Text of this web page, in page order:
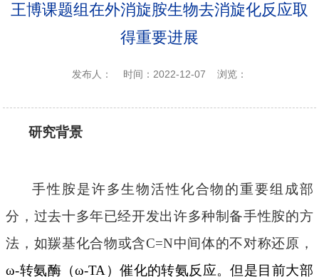
王博课题组在外消旋胺生物去消旋化反应取
得重要进展
发布人： 时间：2022-12-07 浏览：
研究背景
手性胺是许多生物活性化合物的重要组成部
分，过去十多年已经开发出许多种制备手性胺的方
法，如羰基化合物或含C=N中间体的不对称还原 ，
ω-转氨酶（ω-TA）催化的转氨反应。但是目前大部